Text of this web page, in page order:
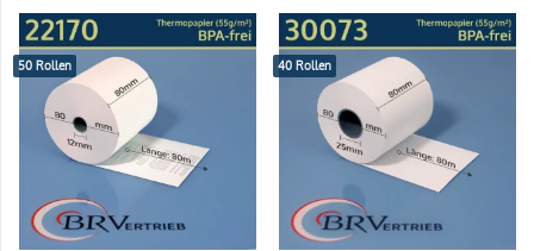
50 Rollen 40 Rollen